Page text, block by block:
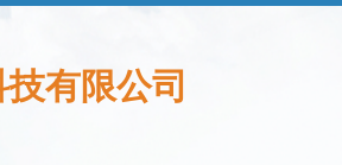
有限公司